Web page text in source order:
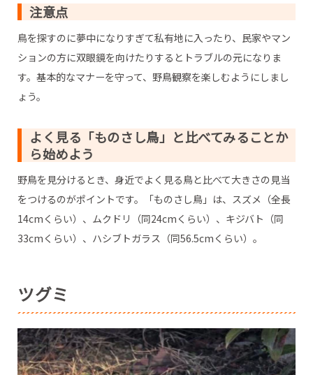
注意点
鳥を探すのに夢中になりすぎて私有地に入ったり、民家やマン
ションの方に双眼鏡を向けたりするとトラブルの元になりま
す。基本的なマナーを守って、野鳥観察を楽しむようにしまし
ょう。
よく見る「ものさし鳥」と比べてみることか
ら始めよう
野鳥を見分けるとき、身近でよく見る鳥と比べて大きさの見当
をつけるのがポイントです。「ものさし鳥」は、スズメ（全長
14cmくらい）、ムクドリ（同24cmくらい）、キジバト（同
33cmくらい）、ハシブトガラス（同56.5cmくらい）。
ツグミ